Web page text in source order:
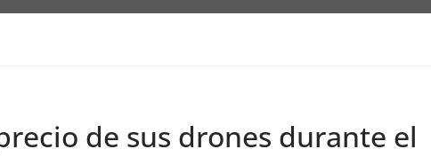
de sus drones durante el